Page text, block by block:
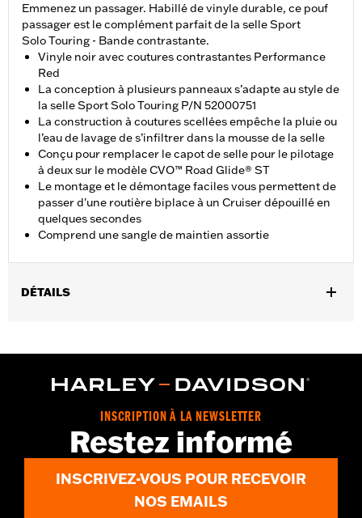
Emmenez un passager. Habillé de vinyle durable, ce pouf
passager est le complément parfait de la selle Sport
Solo Touring - Bande contrastante.
Vinyle noir avec coutures contrastantes Performance
Red
La conception à plusieurs panneaux s’adapte au style de
la selle Sport Solo Touring P/N 52000751
La construction à coutures scellées empêche la pluie ou
l’eau de lavage de s’infiltrer dans la mousse de la selle
Conçu pour remplacer le capot de selle pour le pilotage
à deux sur le modèle CVO™ Road Glide® ST
Le montage et le démontage faciles vous permettent de
passer d'une routière biplace à un Cruiser dépouillé en
quelques secondes
Comprend une sangle de maintien assortie
DÉTAILS
1926 équipés d'une selle Sport Solo Touring P/N 52000751 ou
52000750 et FLTRXSTSE avec selle solo d'origine. Ne s'adapte
pas en présence de dosserets du pilote.
Instructions d’installation
Largeur du siège:9.3
INSCRIPTION À LA NEWSLETTER
Restez informé
INSCRIVEZ-VOUS POUR RECEVOIR
NOS EMAILS